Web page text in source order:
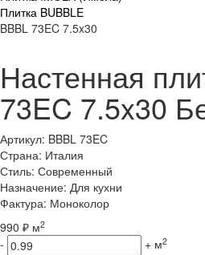
Плитка BUBBLE
BBBL 73EC 7.5x30
Настенная
73EC 7.5x30
Артикул: BBBL 73EC
Страна: Италия
Стиль: Современный
Назначение: Для кухни
Фактура: Моноколор
990 ₽ м2
- + м2